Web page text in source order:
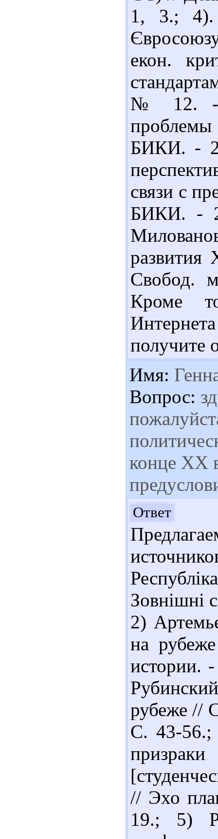
1, 3.; 4).
екон.
№ 12. -
БИКИ. -
связи с
БИКИ. -
развития
Свобод.
Кроме
получите
Имя:
Вопрос:
конце ХХ
Ответ
Зовнішні
2)
на
истории.
рубеже //
С. 43-
// Эхо
19.; 5)